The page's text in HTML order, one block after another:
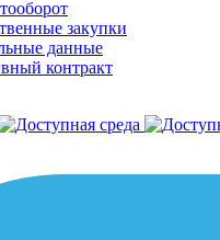
закупки
данные
контракт